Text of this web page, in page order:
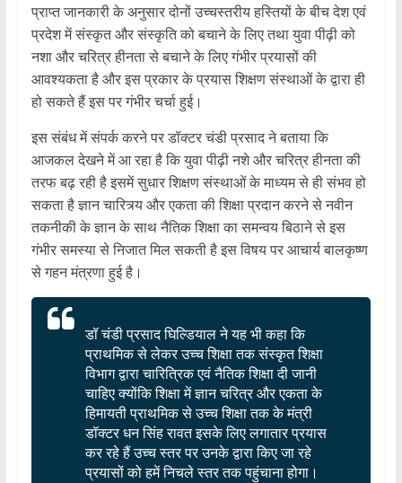
प्राप्त जानकारी के अनुसार दोनों उच्चस्तरीय हस्तियों के बीच देश एवं
प्रदेश में संस्कृत और संस्कृति को बचाने के लिए तथा युवा पीढ़ी को
नशा और चरित्र हीनता से बचाने के लिए गंभीर प्रयासों की
आवश्यकता है और इस प्रकार के प्रयास शिक्षण संस्थाओं के द्वारा ही
हो सकते हैं इस पर गंभीर चर्चा हुई।
इस संबंध में संपर्क करने पर डॉक्टर चंडी प्रसाद ने बताया कि
आजकल देखने में आ रहा है कि युवा पीढ़ी नशे और चरित्र हीनता की
तरफ बढ़ रही है इसमें सुधार शिक्षण संस्थाओं के माध्यम से ही संभव हो
सकता है ज्ञान चारित्र्य और एकता की शिक्षा प्रदान करने से नवीन
तकनीकी के ज्ञान के साथ नैतिक शिक्षा का समन्वय बिठाने से इस
गंभीर समस्या से निजात मिल सकती है इस विषय पर आचार्य बालकृष्ण
से गहन मंत्रणा हुई है।
डॉ चंडी प्रसाद घिल्डियाल ने यह भी कहा कि
प्राथमिक से लेकर उच्च शिक्षा तक संस्कृत शिक्षा
विभाग द्वारा चारित्रिक एवं नैतिक शिक्षा दी जानी
चाहिए क्योंकि शिक्षा में ज्ञान चरित्र और एकता के
हिमायती प्राथमिक से उच्च शिक्षा तक के मंत्री
डॉक्टर धन सिंह रावत इसके लिए लगातार प्रयास
कर रहे हैं उच्च स्तर पर उनके द्वारा किए जा रहे
प्रयासों को हमें निचले स्तर तक पहुंचाना होगा।